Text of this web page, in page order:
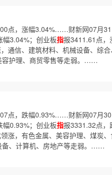
点，涨幅3.04%……财新网07月
3.04%；创业板指报3411.61点，
通信、建筑材料、机械设备、综
容护理、商贸零售等走弱。……
点，跌幅0.93%……财新网07月30
0.93%；创业板指报3331.32点，
涨，有色金属、美容护理、煤炭
备、计算机、房地产等走弱。……